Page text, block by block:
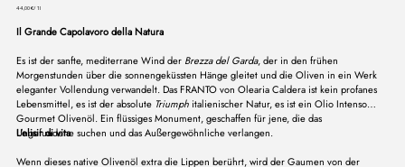
44,00 €
1
Liter
44,00 €/ 1l
Il Grande Capolavoro della Natura
Es ist der sanfte, mediterrane Wind der Brezza del Garda, der in den frühen
Morgenstunden über die sonnengeküssten Hänge gleitet und die Oliven in ein Werk
eleganter Vollendung verwandelt. Das FRANTO von Olearia Caldera ist kein profanes
Lebensmittel, es ist der absolute Triumph italienischer Natur, es ist ein Olio Intenso
Gourmet Olivenöl. Ein flüssiges Monument, geschaffen für jene, die das
Ungefundene suchen und das Außergewöhnliche verlangen.
L'elisir di vita
Wenn dieses native Olivenöl extra die Lippen berührt, wird der Gaumen von der